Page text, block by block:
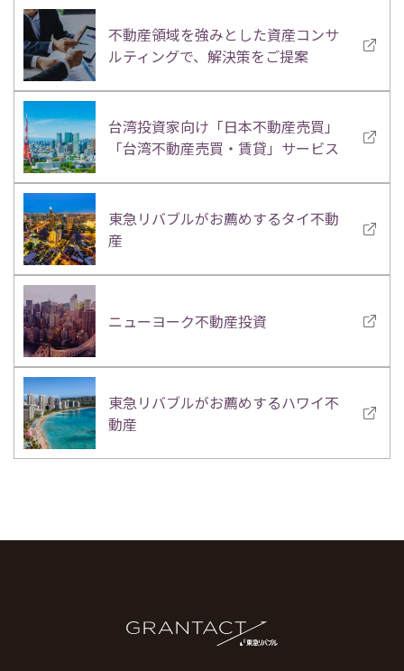
不動産領域を強みとした資産コンサ
ルティングで、解決策をご提案
台湾投資家向け「日本不動産売買」
「台湾不動産売買・賃貸」サービス
東急リバブルがお薦めするタイ不動
産
ニューヨーク不動産投資
東急リバブルがお薦めするハワイ不
動産